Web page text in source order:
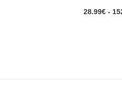
28.99€ -